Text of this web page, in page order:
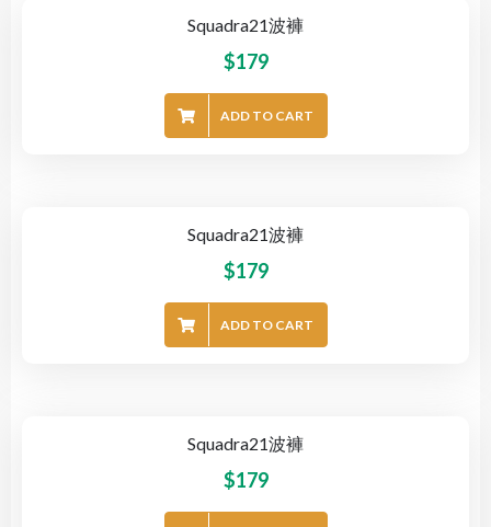
Squadra21波褲
$179
ADD TO CART
Squadra21波褲
$179
ADD TO CART
Squadra21波褲
$179